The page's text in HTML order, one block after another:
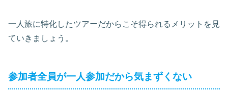
一人旅に特化したツアーだからこそ得られるメリットを見
ていきましょう。
参加者全員が一人参加だから気まずくない